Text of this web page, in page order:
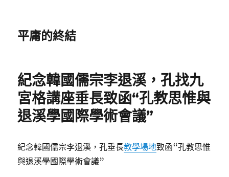
平庸的終結
紀念韓國儒宗李退溪，孔找九
宮格講座垂長致函“孔教思惟與
退溪學國際學術會議”
紀念韓國儒宗李退溪，孔垂長教學場地致函“孔教思惟
與退溪學國際學術會議”